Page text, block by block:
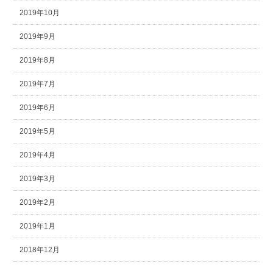
2019年10月
2019年9月
2019年8月
2019年7月
2019年6月
2019年5月
2019年4月
2019年3月
2019年2月
2019年1月
2018年12月